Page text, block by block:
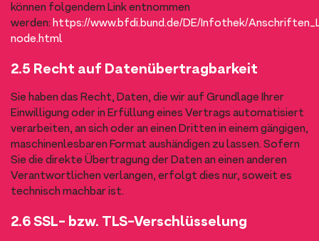
können folgendem Link entnommen
werden:https://www.bfdi.bund.de/DE/Infothek/
node.html
2.5 Recht auf Datenübertragbarkeit
Sie haben das Recht, Daten, die wir auf Grundlage Ihrer
Einwilligung oder in Erfüllung eines Vertrags automatisiert
verarbeiten, an sich oder an einen Dritten in einem gängigen,
maschinenlesbaren Format aushändigen zu lassen. Sofern
Sie die direkte Übertragung der Daten an einen anderen
Verantwortlichen verlangen, erfolgt dies nur, soweit es
technisch machbar ist.
2.6 SSL- bzw. TLS-Verschlüsselung